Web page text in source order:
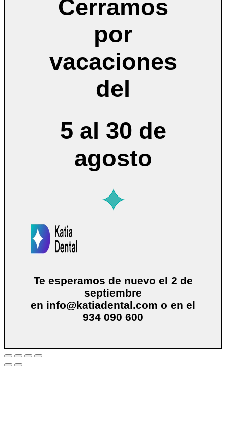
Cerramos
por
vacaciones
del
5 al 30 de
agosto
Te esperamos de nuevo el 2 de
septiembre
en info@katiadental.com o en el
934 090 600